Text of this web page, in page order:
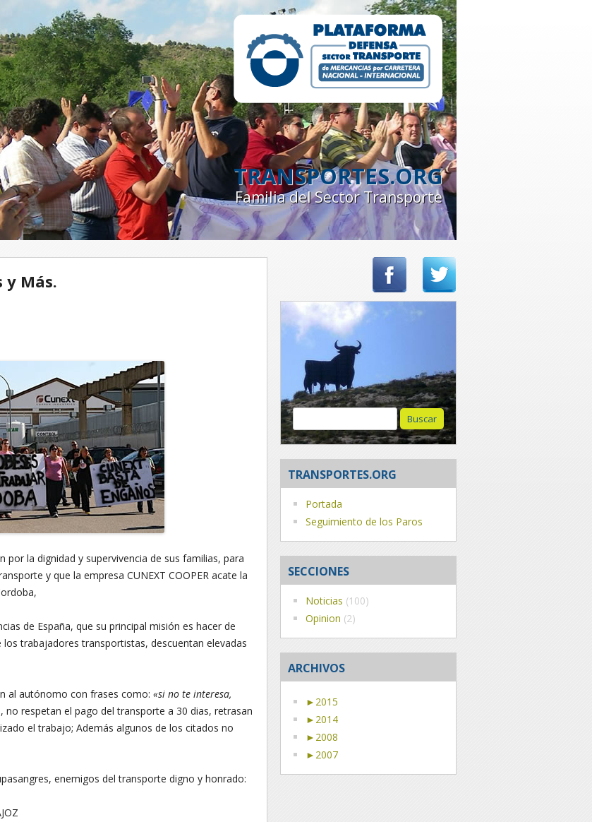
TRANSPORTES.ORG
Familia del Sector Transporte
Buscar:
TRANSPORTES.ORG
Portada
Seguimiento de los Paros
SECCIONES
Noticias (100)
Opinion (2)
ARCHIVOS
► 2015
► 2014
► 2008
► 2007
y Más.
la dignidad y supervivencia de sus familias, para
y que la empresa CUNEXT COOPER acate la
de España, que su principal misión es hacer de
trabajadores transportistas, descuentan elevadas
al autónomo con frases como: «si no te interesa,
no respetan el pago del transporte a 30 dias, retrasan
el trabajo; Además algunos de los citados no
enemigos del transporte digno y honrado: